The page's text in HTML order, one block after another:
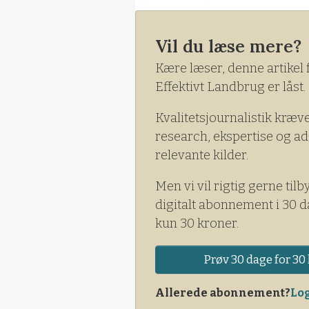
Med et generationsskifte
Sørensen i dag 40 procent
sidste 20 procent.
Vil du læse mere?
Kære læser, denne artikel
Effektivt Landbrug er låst.
Kvalitetsjournalistik
research, ekspertise og
relevante kilder.
Men vi vil rigtig gerne
digitalt abonnement i 30
kun 30 kroner.
Prøv 30 dage for 30
Allerede abonnement?